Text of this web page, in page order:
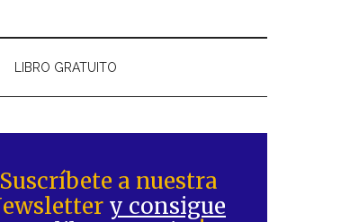
LIBRO GRATUITO
a nuestra
y consigue